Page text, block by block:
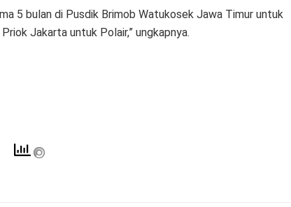
5 bulan di Pusdik Brimob Watukosek Jawa Timur untuk
Jakarta untuk Polair,” ungkapnya.